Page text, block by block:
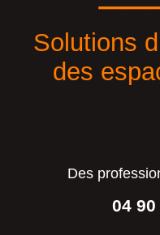
Solutions
des
Des
04 90